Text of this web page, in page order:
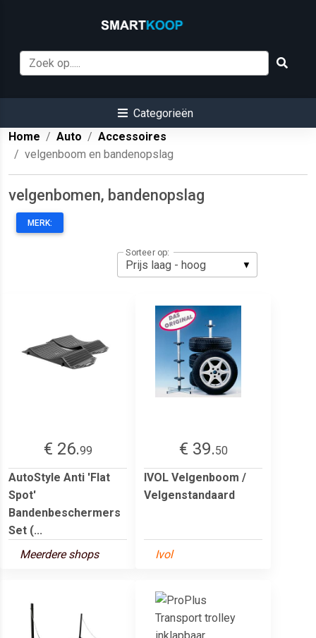
Categorieën
Home
Auto
Accessoires
velgenboom en bandenopslag
velgenbomen, bandenopslag
MERK:
Sorteer op:
€ 26.99
AutoStyle Anti 'Flat
Spot'
Bandenbeschermers
Set (...
Meerdere shops
€ 39.50
IVOL Velgenboom /
Velgenstandaard
Ivol